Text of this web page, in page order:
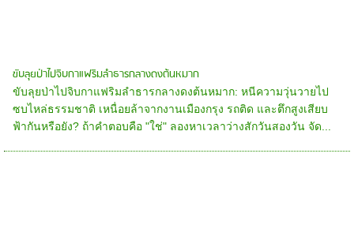
ขับลุยป่าไปจิบกาแฟริมลำธารกลางดงต้นหมาก
ขับลุยป่าไปจิบกาแฟริมลำธารกลางดงต้นหมาก: หนีความวุ่นวายไป
ซบไหล่ธรรมชาติ เหนื่อยล้าจากงานเมืองกรุง รถติด และตึกสูงเสียบ
ฟ้ากันหรือยัง? ถ้าคำตอบคือ "ใช่" ลองหาเวลาว่างสักวันสองวัน จัด...